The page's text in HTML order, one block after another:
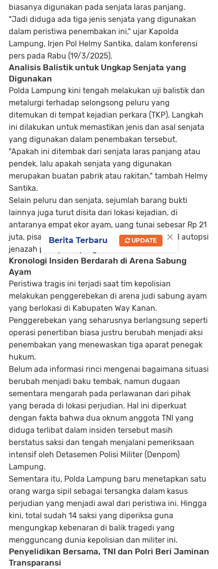
biasanya digunakan pada senjata laras panjang.
"Jadi diduga ada tiga jenis senjata yang digunakan
dalam peristiwa penembakan ini," ujar Kapolda
Lampung, Irjen Pol Helmy Santika, dalam konferensi
pers pada Rabu (19/3/2025).
Analisis Balistik untuk Ungkap Senjata yang
Digunakan
Polda Lampung kini tengah melakukan uji balistik dan
metalurgi terhadap selongsong peluru yang
ditemukan di tempat kejadian perkara (TKP). Langkah
ini dilakukan untuk memastikan jenis dan asal senjata
yang digunakan dalam penembakan tersebut.
"Apakah ini ditembak dari senjata laras panjang atau
pendek, lalu apakah senjata yang digunakan
merupakan buatan pabrik atau rakitan," tambah Helmy
Santika.
Selain peluru dan senjata, sejumlah barang bukti
lainnya juga turut disita dari lokasi kejadian, di
antaranya empat ekor ayam, uang tunai sebesar Rp 21
juta, pisau taji, pakaian milik korban, serta hasil autopsi
jenazah para polisi yang tewas.
Kronologi Insiden Berdarah di Arena Sabung
Ayam
Peristiwa tragis ini terjadi saat tim kepolisian
melakukan penggerebekan di arena judi sabung ayam
yang berlokasi di Kabupaten Way Kanan.
Penggerebekan yang seharusnya berlangsung seperti
operasi penertiban biasa justru berubah menjadi aksi
penembakan yang menewaskan tiga aparat penegak
hukum.
Belum ada informasi rinci mengenai bagaimana situasi
berubah menjadi baku tembak, namun dugaan
sementara mengarah pada perlawanan dari pihak
yang berada di lokasi perjudian. Hal ini diperkuat
dengan fakta bahwa dua oknum anggota TNI yang
diduga terlibat dalam insiden tersebut masih
berstatus saksi dan tengah menjalani pemeriksaan
intensif oleh Detasemen Polisi Militer (Denpom)
Lampung.
Sementara itu, Polda Lampung baru menetapkan satu
orang warga sipil sebagai tersangka dalam kasus
perjudian yang menjadi awal dari peristiwa ini. Hingga
kini, total sudah 14 saksi yang diperiksa guna
mengungkap kebenaran di balik tragedi yang
mengguncang dunia kepolisian dan militer ini.
Penyelidikan Bersama, TNI dan Polri Beri Jaminan
Transparansi
×
Berita Terbaru UPDATE